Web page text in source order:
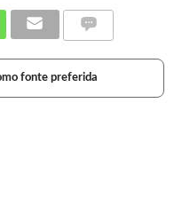
fonte preferida